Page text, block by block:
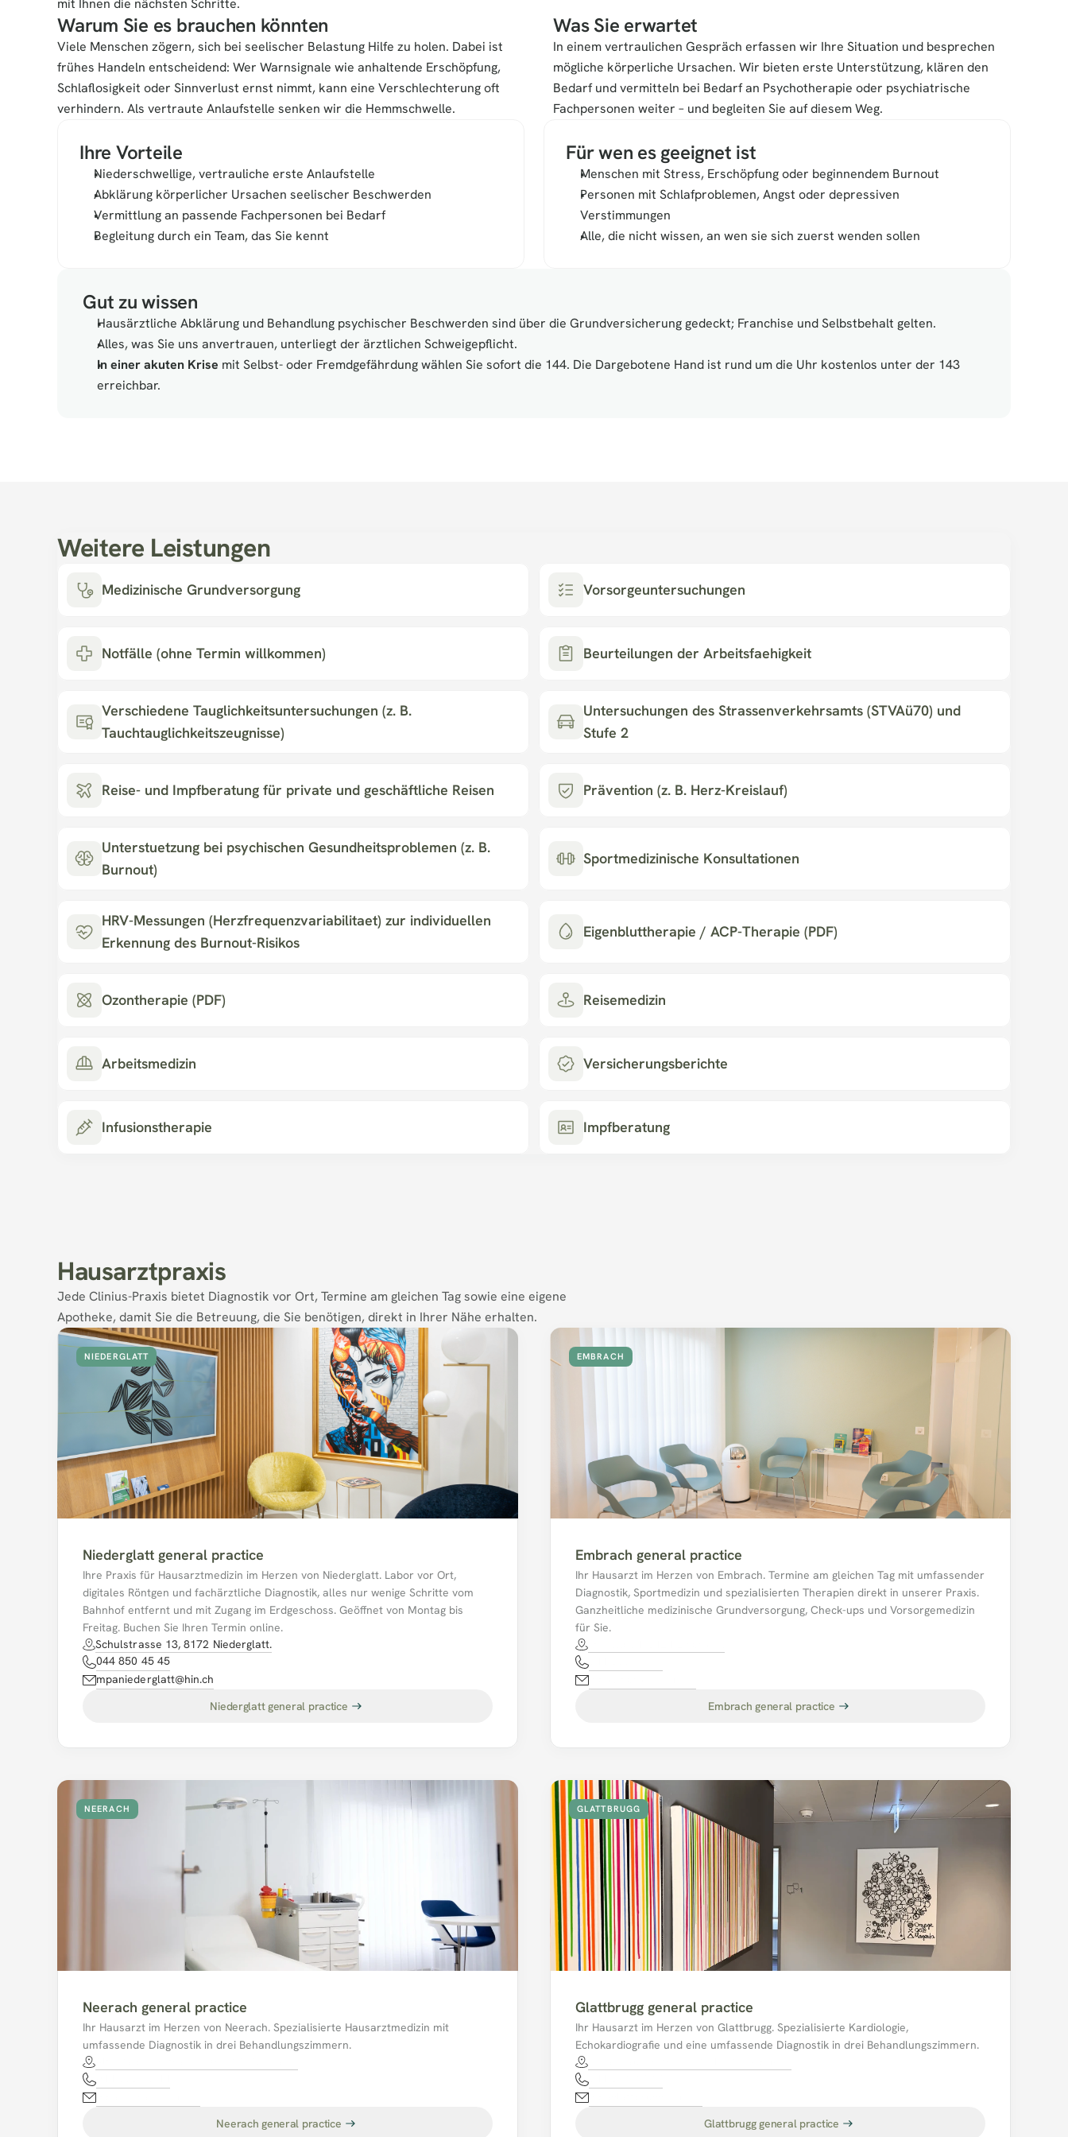
mit Ihnen die nächsten Schritte.
Warum Sie es brauchen könnten
Viele Menschen zögern, sich bei seelischer Belastung Hilfe zu holen. Dabei ist
frühes Handeln entscheidend: Wer Warnsignale wie anhaltende Erschöpfung,
Schlaflosigkeit oder Sinnverlust ernst nimmt, kann eine Verschlechterung oft
verhindern. Als vertraute Anlaufstelle senken wir die Hemmschwelle.
Was Sie erwartet
In einem vertraulichen Gespräch erfassen wir Ihre Situation und besprechen
mögliche körperliche Ursachen. Wir bieten erste Unterstützung, klären den
Bedarf und vermitteln bei Bedarf an Psychotherapie oder psychiatrische
Fachpersonen weiter – und begleiten Sie auf diesem Weg.
Ihre Vorteile
Niederschwellige, vertrauliche erste Anlaufstelle
Abklärung körperlicher Ursachen seelischer Beschwerden
Vermittlung an passende Fachpersonen bei Bedarf
Begleitung durch ein Team, das Sie kennt
Für wen es geeignet ist
Menschen mit Stress, Erschöpfung oder beginnendem Burnout
Personen mit Schlafproblemen, Angst oder depressiven
Verstimmungen
Alle, die nicht wissen, an wen sie sich zuerst wenden sollen
Gut zu wissen
Hausärztliche Abklärung und Behandlung psychischer Beschwerden sind über die Grundversicherung gedeckt; Franchise und Selbstbehalt gelten.
Alles, was Sie uns anvertrauen, unterliegt der ärztlichen Schweigepflicht.
In einer akuten Krise mit Selbst- oder Fremdgefährdung wählen Sie sofort die 144. Die Dargebotene Hand ist rund um die Uhr kostenlos unter der 143
erreichbar.
Weitere Leistungen
Medizinische Grundversorgung Vorsorgeuntersuchungen
Notfälle (ohne Termin willkommen) Beurteilungen der Arbeitsfaehigkeit
Verschiedene Tauglichkeitsuntersuchungen (z. B.
Tauchtauglichkeitszeugnisse)
Untersuchungen des Strassenverkehrsamts (STVAü70) und
Stufe 2
Reise- und Impfberatung für private und geschäftliche Reisen Prävention (z. B. Herz-Kreislauf)
Unterstuetzung bei psychischen Gesundheitsproblemen (z. B.
Burnout)
Sportmedizinische Konsultationen
HRV-Messungen (Herzfrequenzvariabilitaet) zur individuellen
Erkennung des Burnout-Risikos
Eigenbluttherapie / ACP-Therapie (PDF)
Ozontherapie (PDF) Reisemedizin
Arbeitsmedizin Versicherungsberichte
Infusionstherapie Impfberatung
Hausarztpraxis
Jede Clinius-Praxis bietet Diagnostik vor Ort, Termine am gleichen Tag sowie eine eigene
Apotheke, damit Sie die Betreuung, die Sie benötigen, direkt in Ihrer Nähe erhalten.
NIEDERGLATT
Niederglatt general practice
Ihre Praxis für Hausarztmedizin im Herzen von Niederglatt. Labor vor Ort,
digitales Röntgen und fachärztliche Diagnostik, alles nur wenige Schritte vom
Bahnhof entfernt und mit Zugang im Erdgeschoss. Geöffnet von Montag bis
Freitag. Buchen Sie Ihren Termin online.
Schulstrasse 13, 8172 Niederglatt.
044 850 45 45
mpaniederglatt@hin.ch
Niederglatt general practice
EMBRACH
Embrach general practice
Ihr Hausarzt im Herzen von Embrach. Termine am gleichen Tag mit umfassender
Diagnostik, Sportmedizin und spezialisierten Therapien direkt in unserer Praxis.
Ganzheitliche medizinische Grundversorgung, Check-ups und Vorsorgemedizin
für Sie.
Embrach general practice
NEERACH
Neerach general practice
Ihr Hausarzt im Herzen von Neerach. Spezialisierte Hausarztmedizin mit
umfassende Diagnostik in drei Behandlungszimmern.
Neerach general practice
GLATTBRUGG
Glattbrugg general practice
Ihr Hausarzt im Herzen von Glattbrugg. Spezialisierte Kardiologie,
Echokardiografie und eine umfassende Diagnostik in drei Behandlungszimmern.
Glattbrugg general practice